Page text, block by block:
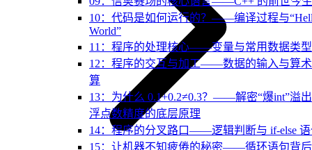
10：代码是如何运行的？——编译过程与
World”
11：程序的处理核心——变量与常用数据类型
12：程序的交互与加工——数据的输入与算
算
13：为什么 0.1+0.2≠0.3？——解密“爆int”溢
浮点数精度的底层原理
14：程序的分叉路口——逻辑判断与 if-else
15：让机器不知疲倦的秘密——循环语句背